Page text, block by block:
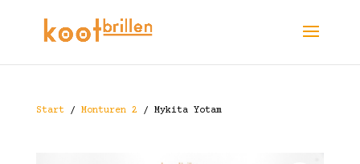
Start/ Monturen 2 / Mykita Yotam